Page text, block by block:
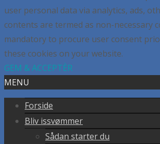
user personal data via analytics, ads,
contents are termed as non-necessary
mandatory to procure user consent
these cookies on your website.
GEM & ACCEPTÈR
MENU
Forside
Bliv issvømmer
Sådan starter du